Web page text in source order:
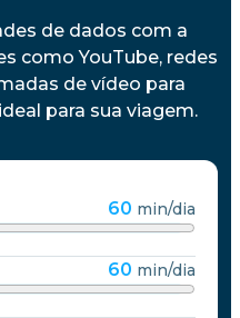
de dados com a
como YouTube, redes
de vídeo para
para sua viagem.
60 min/dia
60 min/dia